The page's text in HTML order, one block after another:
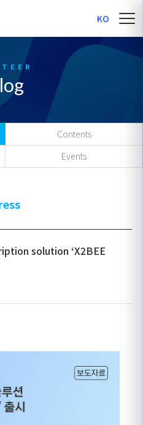
KO
Contents
Events
solution ‘X2BEE